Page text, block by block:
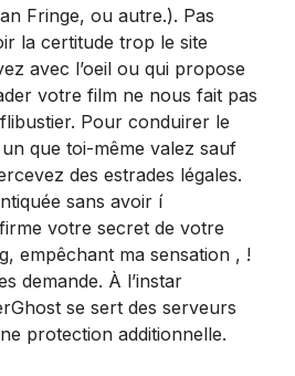
Fringe, ou autre.). Pas
la certitude trop le site
avec l’oeil ou qui propose
votre film ne nous fait pas
Pour conduirer le
que toi-même valez sauf
des estrades légales.
sans avoir í
votre secret de votre
empêchant ma sensation , !
demande. À l’instar
se sert des serveurs
protection additionnelle.